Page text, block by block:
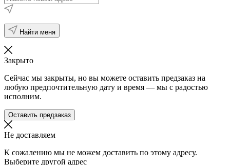
Найти меня
Закрыто
Сейчас мы закрыты, но вы можете оставить предзаказ на
любую предпочтительную дату и время — мы с радостью
исполним.
Оставить предзаказ
Не доставляем
К сожалению мы не можем доставить по этому адресу.
Выберите другой адрес